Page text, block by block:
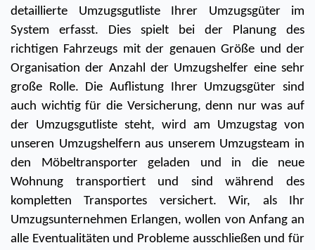
detaillierte Umzugsgutliste Ihrer Umzugsgüter im
System erfasst. Dies spielt bei der Planung des
richtigen Fahrzeugs mit der genauen Größe und der
Organisation der Anzahl der Umzugshelfer eine sehr
große Rolle. Die Auflistung Ihrer Umzugsgüter sind
auch wichtig für die Versicherung, denn nur was auf
der Umzugsgutliste steht, wird am Umzugstag von
unseren Umzugshelfern aus unserem Umzugsteam in
den Möbeltransporter geladen und in die neue
Wohnung transportiert und sind während des
kompletten Transportes versichert. Wir, als Ihr
Umzugsunternehmen Erlangen, wollen von Anfang an
alle Eventualitäten und Probleme ausschließen und für